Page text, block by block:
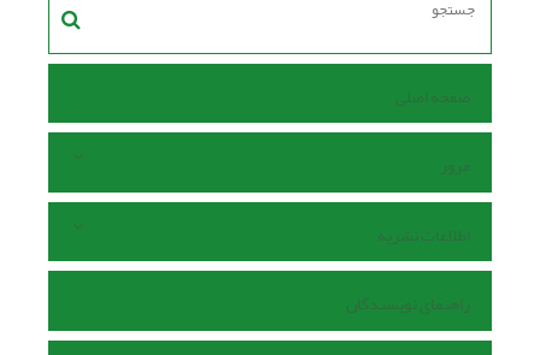
صفحه اصلی
مرور
اطلاعات نشریه
راهنمای نویسندگان